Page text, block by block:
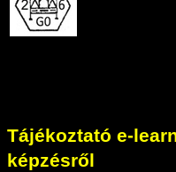
Tájékoztató e-
képzésről